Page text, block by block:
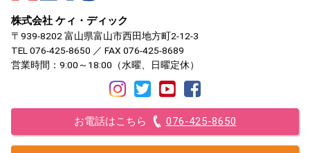
株式会社 ケィ・ディック
〒939-8202 富山県富山市西田地方町2-12-3
TEL 076-425-8650 ／ FAX 076-425-8689
営業時間：9:00～18:00（水曜、日曜定休）
お電話はこちら 076-425-8650